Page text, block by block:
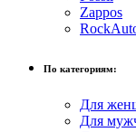
Zappos
По категориям:
Для
Для